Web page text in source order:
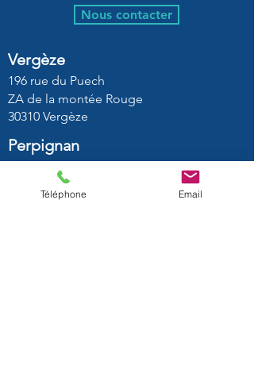
Nous contacter
Vergèze
196 rue du Puech
ZA de la montée Rouge
30310 Vergèze
Perpignan
​5 rue Joseph Marsal, Bâtiment 1A
66100 Perpignan
Téléphone Email